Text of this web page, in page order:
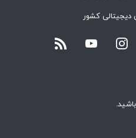
دیجیتالی کشور